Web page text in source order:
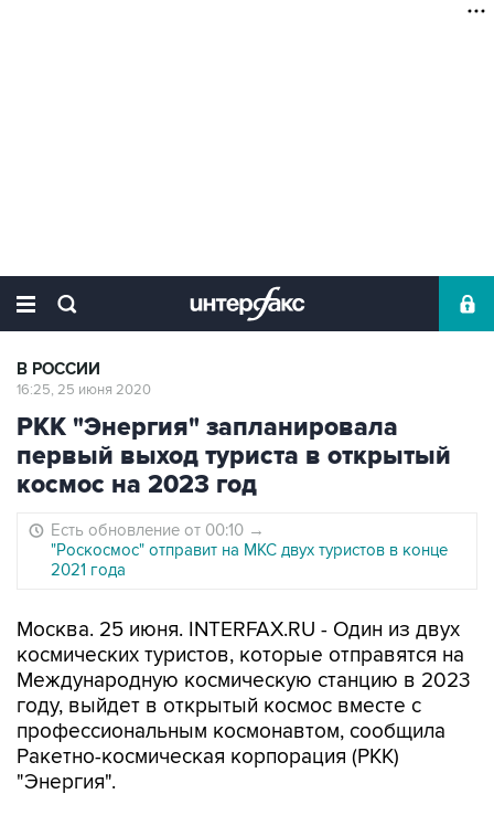
В РОССИИ
16:25, 25 июня 2020
РКК "Энергия" запланировала
первый выход туриста в открытый
космос на 2023 год
Есть обновление от 00:10 →
"Роскосмос" отправит на МКС двух туристов в конце
2021 года
Москва. 25 июня. INTERFAX.RU - Один из двух
космических туристов, которые отправятся на
Международную космическую станцию в 2023
году, выйдет в открытый космос вместе с
профессиональным космонавтом, сообщила
Ракетно-космическая корпорация (РКК)
"Энергия".